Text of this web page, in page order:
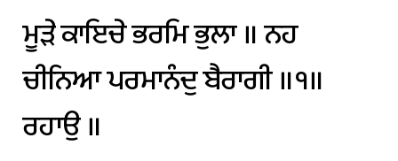
ਮੂੜੇਕਾਇਚੇਭਰਮਿਭੁਲਾ॥ਨਹ
ਚੀਨਿਆਪਰਮਾਨੰਦੁਬੈਰਾਗੀ॥੧॥
ਰਹਾਉ॥